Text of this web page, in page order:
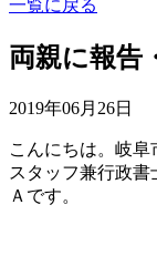
一覧に戻る
両親に報告
2019年06月26日
こんにちは。岐阜
スタッフ兼行政
Ａです。